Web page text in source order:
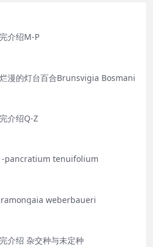
介绍M-P
漫的灯台百合Brunsvigia Bosmani
介绍Q-Z
-pancratium tenuifolium
weberbaueri
介绍 杂交种与未定种